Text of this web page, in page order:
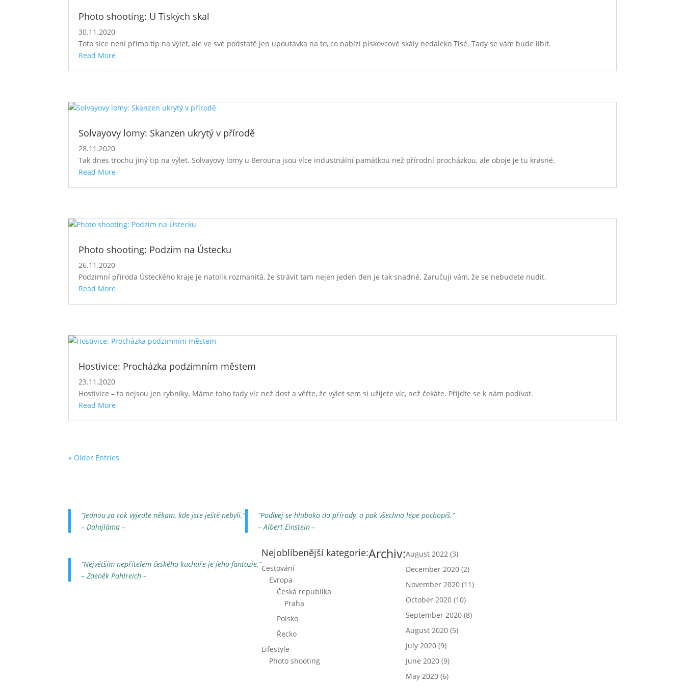
Photo shooting: U Tiských skal
30.11.2020
Toto sice není přímo tip na výlet, ale ve své podstatě jen upoutávka na to, co nabízí pískovcové skály nedaleko Tisé. Tady se vám bude líbit.
Read More
Solvayovy lomy: Skanzen ukrytý v přírodě
28.11.2020
Tak dnes trochu jiný tip na výlet. Solvayovy lomy u Berouna jsou více industriální památkou než přírodní procházkou, ale oboje je tu krásné.
Read More
Photo shooting: Podzim na Ústecku
26.11.2020
Podzimní příroda Ústeckého kraje je natolik rozmanitá, že strávit tam nejen jeden den je tak snadné. Zaručuji vám, že se nebudete nudit.
Read More
Hostivice: Procházka podzimním městem
23.11.2020
Hostivice – to nejsou jen rybníky. Máme toho tady víc než dost a věřte, že výlet sem si užijete víc, než čekáte. Přijďte se k nám podívat.
Read More
« Older Entries
“Jednou za rok vyjeďte někam, kde jste ještě nebyli.”
– Dalajláma –
“Podívej se hluboko do přírody, a pak všechno lépe pochopíš.”
– Albert Einstein –
“Největším nepřítelem českého kuchaře je jeho fantazie.”
– Zdeněk Pohlreich –
Nejoblíbenější kategorie:
Cestování
Evropa
Česká republika
Praha
Polsko
Řecko
Lifestyle
Photo shooting
Archiv:August 2022 (3)
December 2020 (2)
November 2020 (11)
October 2020 (10)
September 2020 (8)
August 2020 (5)
July 2020 (9)
June 2020 (9)
May 2020 (6)